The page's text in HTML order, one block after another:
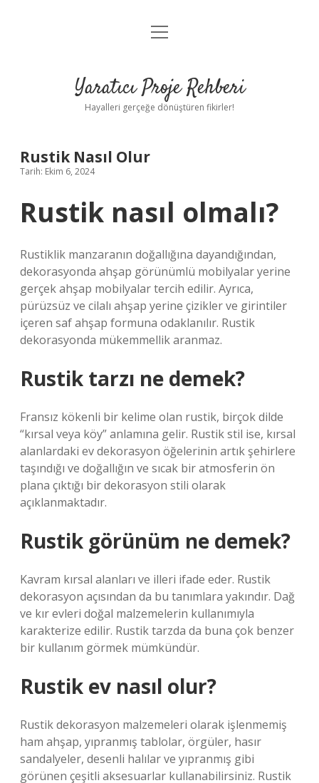
Anasayfa
Yasal Uyarı
menüyü
Yaratıcı Proje Rehberi
Hayalleri gerçeğe dönüştüren fikirler!
Rustik Nasıl Olur
Tarih: Ekim 6, 2024
Rustik nasıl olmalı?
Rustiklik manzaranın doğallığına dayandığından,
dekorasyonda ahşap görünümlü mobilyalar yerine
gerçek ahşap mobilyalar tercih edilir. Ayrıca,
pürüzsüz ve cilalı ahşap yerine çizikler ve girintiler
içeren saf ahşap formuna odaklanılır. Rustik
dekorasyonda mükemmellik aranmaz.
Rustik tarzı ne demek?
Fransız kökenli bir kelime olan rustik, birçok dilde
“kırsal veya köy” anlamına gelir. Rustik stil ise, kırsal
alanlardaki ev dekorasyon öğelerinin artık şehirlere
taşındığı ve doğallığın ve sıcak bir atmosferin ön
plana çıktığı bir dekorasyon stili olarak
açıklanmaktadır.
Rustik görünüm ne demek?
Kavram kırsal alanları ve illeri ifade eder. Rustik
dekorasyon açısından da bu tanımlara yakındır. Dağ
ve kır evleri doğal malzemelerin kullanımıyla
karakterize edilir. Rustik tarzda da buna çok benzer
bir kullanım görmek mümkündür.
Rustik ev nasıl olur?
Rustik dekorasyon malzemeleri olarak işlenmemiş
ham ahşap, yıpranmış tablolar, örgüler, hasır
sandalyeler, desenli halılar ve yıpranmış gibi
görünen çeşitli aksesuarlar kullanabilirsiniz. Rustik